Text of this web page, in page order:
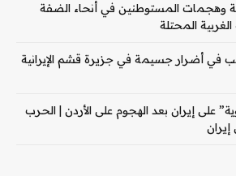
وهجمات المستوطنين في أنحاء الضفة
المحتلة
في أضرار جسيمة في جزيرة قشم الإيرانية
على إيران بعد الهجوم على الأردن | الحرب
إيران